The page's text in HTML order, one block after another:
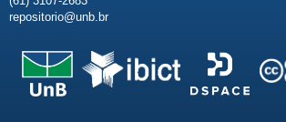
repositorio@unb.br